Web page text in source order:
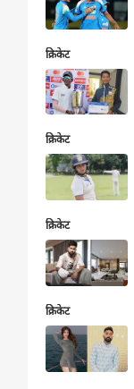
क्रिकेट
क्रिकेट
क्रिकेट
क्रिकेट